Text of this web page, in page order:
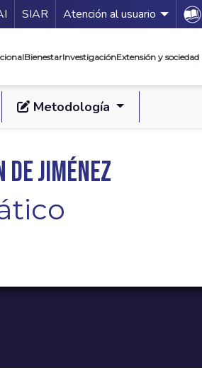
de servicios
SIAR Atención al usuario Icon
BienestarInvestigaciónExtensión y sociedad
Metodología
Jiménez